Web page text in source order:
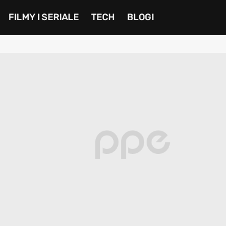
FILMY I SERIALE TECH BLOGI